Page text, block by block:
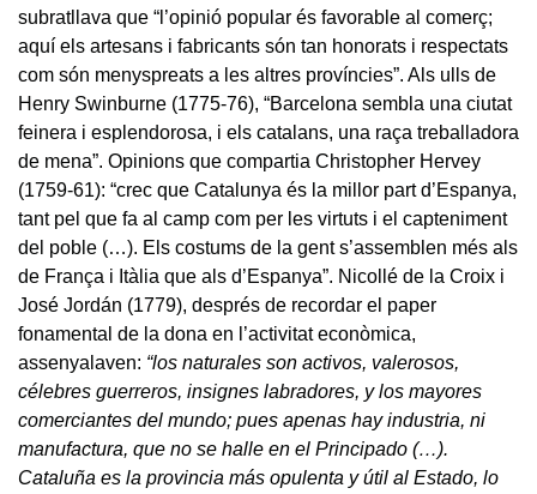
subratllava que “l’opinió popular és favorable al comerç;
aquí els artesans i fabricants són tan honorats i respectats
com són menyspreats a les altres províncies”. Als ulls de
Henry Swinburne (1775-76), “Barcelona sembla una ciutat
feinera i esplendorosa, i els catalans, una raça treballadora
de mena”. Opinions que compartia Christopher Hervey
(1759-61): “crec que Catalunya és la millor part d’Espanya,
tant pel que fa al camp com per les virtuts i el capteniment
del poble (…). Els costums de la gent s’assemblen més als
de França i Itàlia que als d’Espanya”. Nicollé de la Croix i
José Jordán (1779), després de recordar el paper
fonamental de la dona en l’activitat econòmica,
assenyalaven: “los naturales son activos, valerosos,
célebres guerreros, insignes labradores, y los mayores
comerciantes del mundo; pues apenas hay industria, ni
manufactura, que no se halle en el Principado (…).
Cataluña es la provincia más opulenta y útil al Estado, lo